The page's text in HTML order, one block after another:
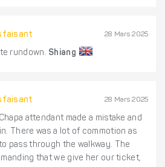
28 Mars 2025
rundown. Shiang
28 Mars 2025
attendant made a mistake and
There was a lot of commotion as
pass through the walkway. The
that we give her our ticket,